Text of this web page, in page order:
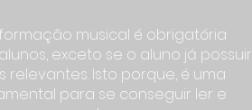
musical é obrigatória
exceto se o aluno já possuir
relevantes. Isto porque, é uma
para se conseguir ler e